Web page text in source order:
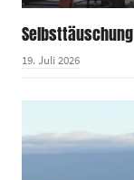
Selbsttäuschung
19. Juli 2026